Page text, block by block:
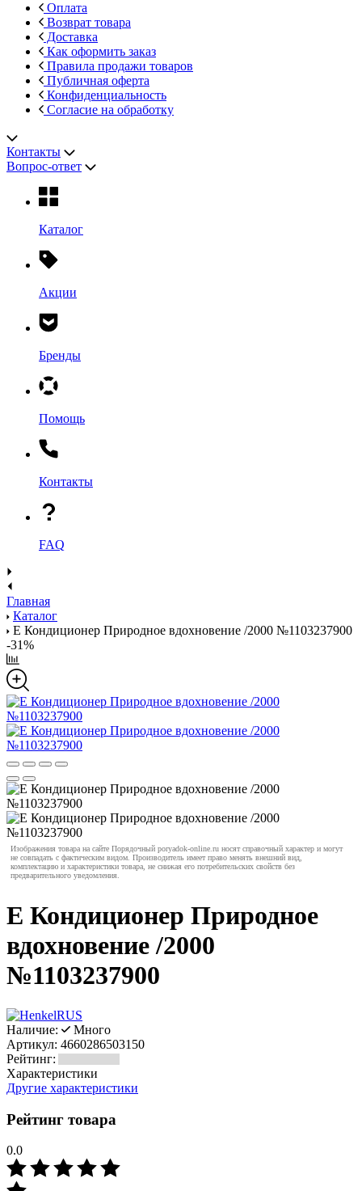
Оплата
Возврат товара
Доставка
Как оформить заказ
Правила продажи товаров
Публичная оферта
Конфиденциальность
Согласие на обработку
Контакты
Вопрос-ответ
Каталог
Акции
Бренды
Помощь
Контакты
FAQ
Главная
Каталог
Е Кондиционер Природное вдохновение /2000 №1103237900
-31%
Изображения товара на сайте Порядочный poryadok-online.ru носят справочный характер и могут
не совпадать с фактическим видом. Производитель имеет право менять внешний вид,
комплектацию и характеристики товара, не снижая его потребительских свойств без
предварительного уведомления.
Е Кондиционер Природное
вдохновение /2000
№1103237900
Наличие:
Много
Артикул: 4660286503150
Рейтинг:
Характеристики
Другие характеристики
Рейтинг товара
0.0